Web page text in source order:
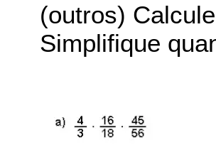
(outros)
Simplifique